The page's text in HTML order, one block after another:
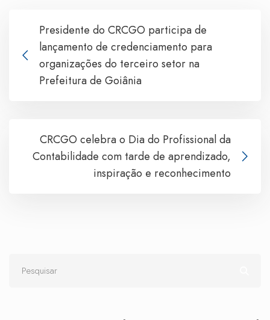
Presidente do CRCGO participa de
lançamento de credenciamento para
organizações do terceiro setor na
Prefeitura de Goiânia
CRCGO celebra o Dia do Profissional da
Contabilidade com tarde de aprendizado,
inspiração e reconhecimento